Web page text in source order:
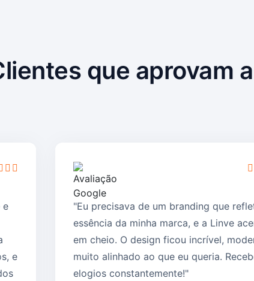
que aprovam
e
e
"Eu precisava de um branding que
essência da minha marca, e a Linve
em cheio. O design ficou incrível,
muito alinhado ao que eu queria.
elogios constantemente!"